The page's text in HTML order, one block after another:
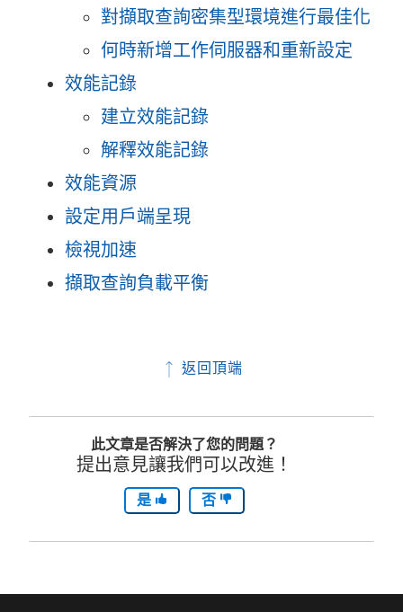
對擷取查詢密集型環境進行最佳化
何時新增工作伺服器和重新設定
效能記錄
建立效能記錄
解釋效能記錄
效能資源
設定用戶端呈現
檢視加速
擷取查詢負載平衡
返回頂端
此文章是否解決了您的問題？
提出意見讓我們可以改進！
是 否